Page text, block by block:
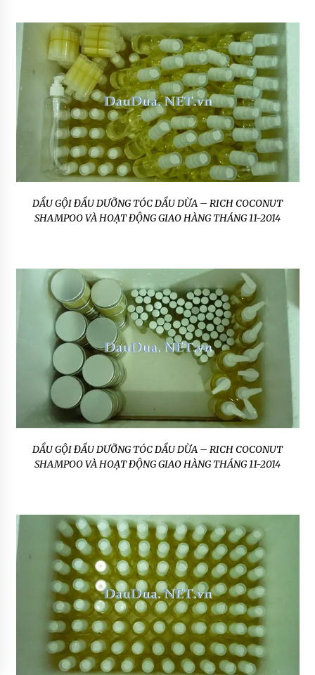
DẦU GỘI ĐẦU DƯỠNG TÓC DẦU DỪA – RICH COCONUT
SHAMPOO VÀ HOẠT ĐỘNG GIAO HÀNG THÁNG 11-2014
DẦU GỘI ĐẦU DƯỠNG TÓC DẦU DỪA – RICH COCONUT
SHAMPOO VÀ HOẠT ĐỘNG GIAO HÀNG THÁNG 11-2014